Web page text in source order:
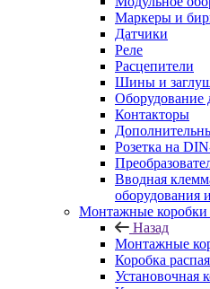
Маркеры и
Датчики
Реле
Расцепители
Шины и
Оборудование
Контакторы
Розетка на
Вводная
оборудования
Монтажные коробки
Назад
Монтажные
Коробка
Установочная